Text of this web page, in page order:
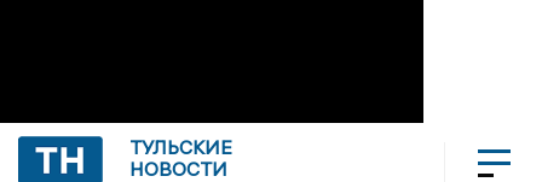
ТУЛЬСКИЕ
НОВОСТИ